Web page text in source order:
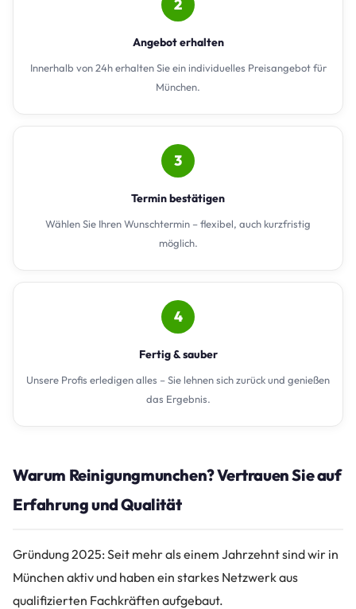
2
Angebot erhalten
Innerhalb von 24h erhalten Sie ein individuelles Preisangebot für
München.
3
Termin bestätigen
Wählen Sie Ihren Wunschtermin – flexibel, auch kurzfristig
möglich.
4
Fertig & sauber
Unsere Profis erledigen alles – Sie lehnen sich zurück und genießen
das Ergebnis.
Warum Reinigungmunchen? Vertrauen Sie auf
Erfahrung und Qualität
Gründung 2025: Seit mehr als einem Jahrzehnt sind wir in
München aktiv und haben ein starkes Netzwerk aus
qualifizierten Fachkräften aufgebaut.